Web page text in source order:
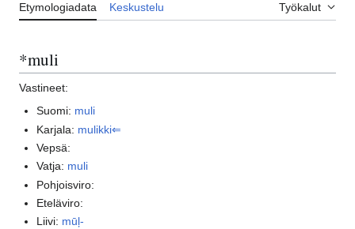
Etymologiadata Keskustelu Työkalut
*muli
Vastineet:
Suomi: muli
Karjala: mulikki⇐
Vepsä:
Vatja: muli
Pohjoisviro:
Eteläviro:
Liivi: mūļ-